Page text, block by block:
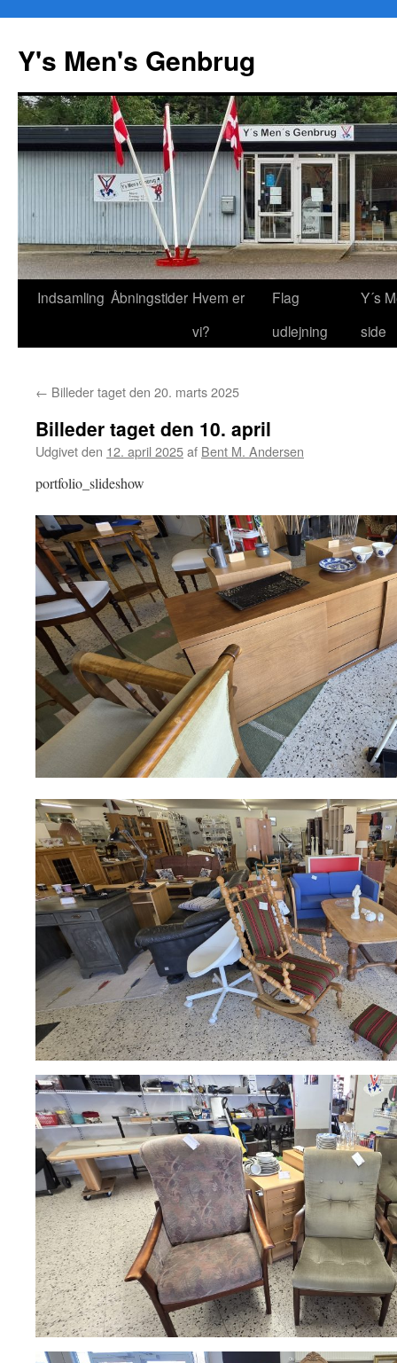
Y's Men's Genbrug
Hop
Indsamling Åbningstider Hvem er
vi?
Flag
udlejning
Y´s
side
← Billeder taget den 20. marts 2025
Billeder taget den 10. april
Udgivet den 12. april 2025af Bent M. Andersen
portfolio_slideshow